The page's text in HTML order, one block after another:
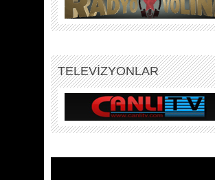
TELEVİZYONLAR